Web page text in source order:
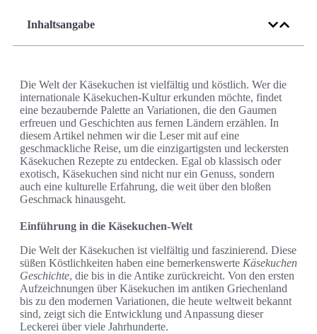
Inhaltsangabe
Die Welt der Käsekuchen ist vielfältig und köstlich. Wer die
internationale Käsekuchen-Kultur erkunden möchte, findet
eine bezaubernde Palette an Variationen, die den Gaumen
erfreuen und Geschichten aus fernen Ländern erzählen. In
diesem Artikel nehmen wir die Leser mit auf eine
geschmackliche Reise, um die einzigartigsten und leckersten
Käsekuchen Rezepte zu entdecken. Egal ob klassisch oder
exotisch, Käsekuchen sind nicht nur ein Genuss, sondern
auch eine kulturelle Erfahrung, die weit über den bloßen
Geschmack hinausgeht.
Einführung in die Käsekuchen-Welt
Die Welt der Käsekuchen ist vielfältig und faszinierend. Diese
süßen Köstlichkeiten haben eine bemerkenswerte Käsekuchen
Geschichte, die bis in die Antike zurückreicht. Von den ersten
Aufzeichnungen über Käsekuchen im antiken Griechenland
bis zu den modernen Variationen, die heute weltweit bekannt
sind, zeigt sich die Entwicklung und Anpassung dieser
Leckerei über viele Jahrhunderte.